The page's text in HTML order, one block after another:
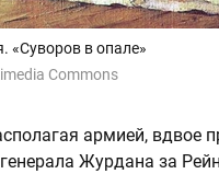
«Суворов в опале»
Commons
армией, вдвое
Журдана за